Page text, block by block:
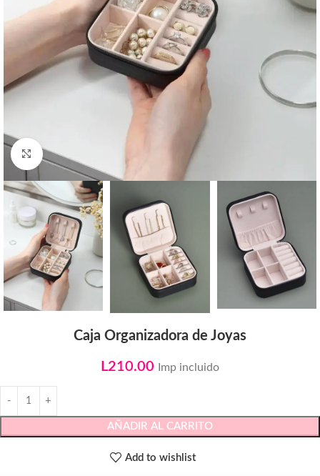
Click to enlarge
Caja Organizadora de Joyas
L210.00 Imp incluido
AÑADIR AL CARRITO
Add to wishlist